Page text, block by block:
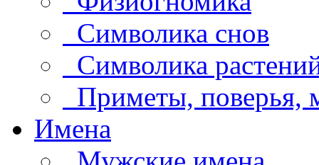
Символика снов
Символика
Приметы, поверья,
Имена